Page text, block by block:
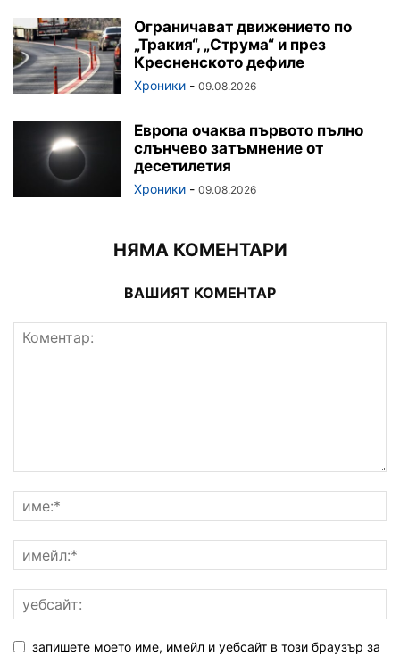
Ограничават движението по
„Тракия“, „Струма“ и през
Кресненското дефиле
Хроники - 09.08.2026
Европа очаква първото пълно
слънчево затъмнение от
десетилетия
Хроники - 09.08.2026
НЯМА КОМЕНТАРИ
ВАШИЯТ КОМЕНТАР
запишете моето име, имейл и уебсайт в този браузър за